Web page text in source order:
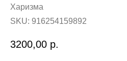
Харизма
SKU: 916254159892
3200,00 р.